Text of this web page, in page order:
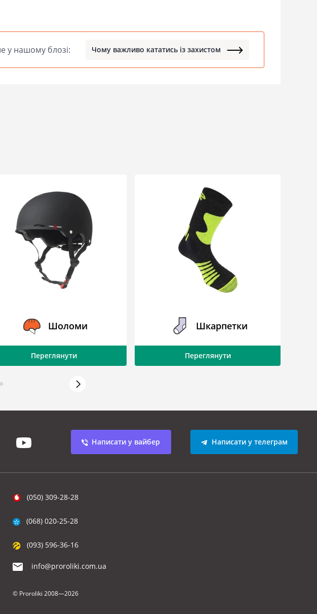
у нашому блозі: Чому важливо кататись із захистом
Шоломи
Переглянути
Шкарпетки
Переглянути
Написати у вайбер Написати у телеграм
(050) 309-28-28
(068) 020-25-28
(093) 596-36-16
info@proroliki.com.ua
© Proroliki 2008—2026